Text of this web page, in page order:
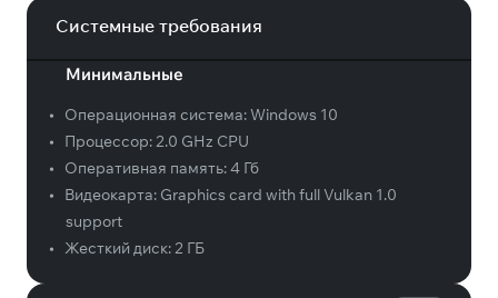
Системные требования
Минимальные
• Операционная система:Windows 10
•
Процессор:2.0 GHz CPU
•
Оперативная память:4 Гб
•
Видеокарта: Graphics card with full Vulkan 1.0
support
•
Жесткий диск:2 ГБ